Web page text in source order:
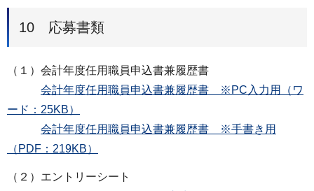
10 応募書類
（１）会計年度任用職員申込書兼履歴書
会計年度任用職員申込書兼履歴書 ※PC入力用（ワ
ード：25KB）
会計年度任用職員申込書兼履歴書 ※手書き用
（PDF：219KB）
（２）エントリーシート